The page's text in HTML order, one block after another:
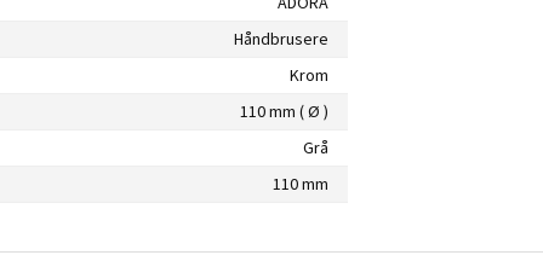
Håndbrusere
Krom
110 mm ( Ø )
Grå
110 mm